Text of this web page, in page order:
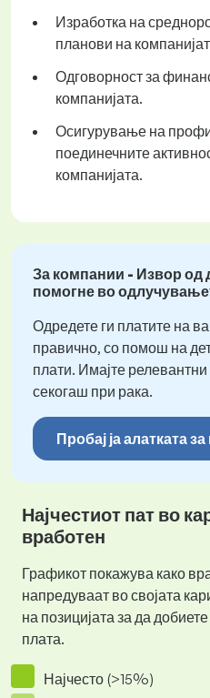
Изработка на
планови на
Одговорност за
компанијата.
Осигурување на
поединечните
компанијата.
За компании - Извор од
помогне во
Одредете ги платите на
правично, со помош на
плати. Имајте
секогаш при рака.
Пробај ја алатката
Најчестиот пат во
вработен
Графикот покажува како
напредуваат во својата
на позицијата за да
плата.
Најчесто (>15%)